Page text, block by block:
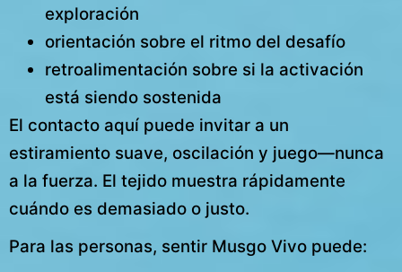
exploración
orientación sobre el ritmo del desafío
retroalimentación sobre si la activación
está siendo sostenida
El contacto aquí puede invitar a un
estiramiento suave, oscilación y juego—nunca
a la fuerza. El tejido muestra rápidamente
cuándo es demasiado o justo.
Para las personas, sentir Musgo Vivo puede: